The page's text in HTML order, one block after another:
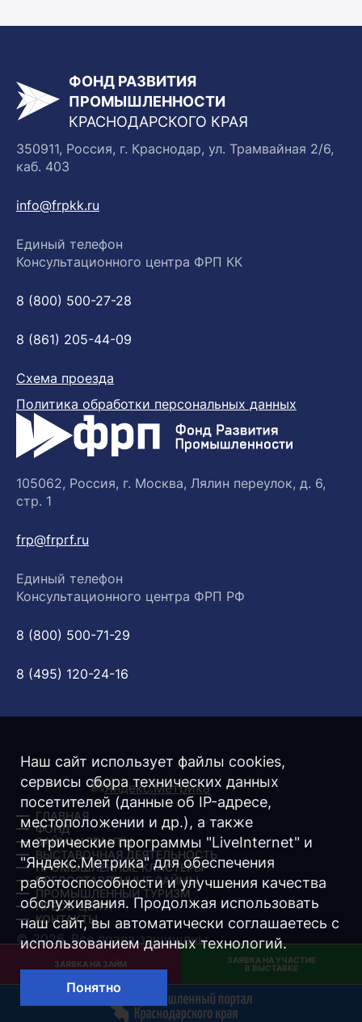
ЗАЯВКА НА ЗАЙМ
ЗАЯВКА НА УЧАСТИЕ
В ВЫСТАВКЕ
ФОНД РАЗВИТИЯ
ПРОМЫШЛЕННОСТИ
КРАСНОДАРСКОГО КРАЯ
350911, Россия, г. Краснодар, ул. Трамвайная 2/6,
каб. 403
info@frpkk.ru
Единый телефон
Консультационного центра ФРП КК
8 (800) 500-27-28
8 (861) 205-44-09
Схема проезда
Политика обработки персональных данных
105062, Россия, г. Москва, Лялин переулок, д. 6,
стр. 1
frp@frprf.ru
Единый телефон
Консультационного центра ФРП РФ
8 (800) 500-71-29
8 (495) 120-24-16
ГЛАВНАЯ
ФОНД
ЗАЙМЫ/ ГРАНТЫ
ВЫСТАВОЧНАЯ ДЕЯТЕЛЬНОСТЬ
ПРОМЫШЛЕННЫЕ КЛАСТЕРЫ
ПРЕДОСТАВЛЕННЫЕ ЗАЙМЫ
ПРОМЫШЛЕННЫЙ ТУРИЗМ
ПРЕСС-ЦЕНТР
КОНТАКТЫ
© 2026. Все права защищены.
Разработка -Интернет-Имидж
Наш сайт использует файлы cookies,
сервисы сбора технических данных
посетителей (данные об IP-адресе,
местоположении и др.), а также
метрические программы "LiveInternet" и
"Яндекс.Метрика" для обеспечения
работоспособности и улучшения качества
обслуживания. Продолжая использовать
наш сайт, вы автоматически соглашаетесь с
использованием данных технологий.
Понятно